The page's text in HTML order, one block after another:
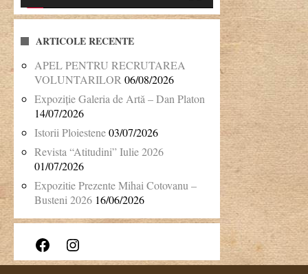
ARTICOLE RECENTE
APEL PENTRU RECRUTAREA
VOLUNTARILOR 06/08/2026
Expoziție Galeria de Artă – Dan Platon
14/07/2026
Istorii Ploiestene03/07/2026
Revista “Atitudini” Iulie 2026
01/07/2026
Expozitie Prezente Mihai Cotovanu –
Busteni 2026 16/06/2026
Facebook Instagram